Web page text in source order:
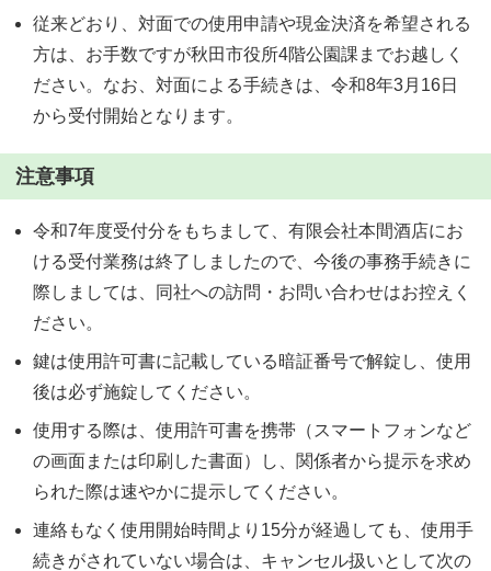
従来どおり、対面での使用申請や現金決済を希望される
方は、お手数ですが秋田市役所4階公園課までお越しく
ださい。なお、対面による手続きは、令和8年3月16日
から受付開始となります。
注意事項
令和7年度受付分をもちまして、有限会社本間酒店にお
ける受付業務は終了しましたので、今後の事務手続きに
際しましては、同社への訪問・お問い合わせはお控えく
ださい。
鍵は使用許可書に記載している暗証番号で解錠し、使用
後は必ず施錠してください。
使用する際は、使用許可書を携帯（スマートフォンなど
の画面または印刷した書面）し、関係者から提示を求め
られた際は速やかに提示してください。
連絡もなく使用開始時間より15分が経過しても、使用手
続きがされていない場合は、キャンセル扱いとして次の